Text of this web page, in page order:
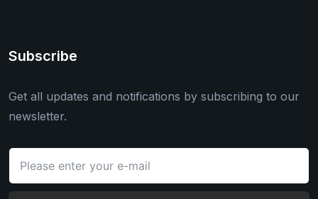
Subscribe
Get all updates and notifications by subscribing to our
newsletter.